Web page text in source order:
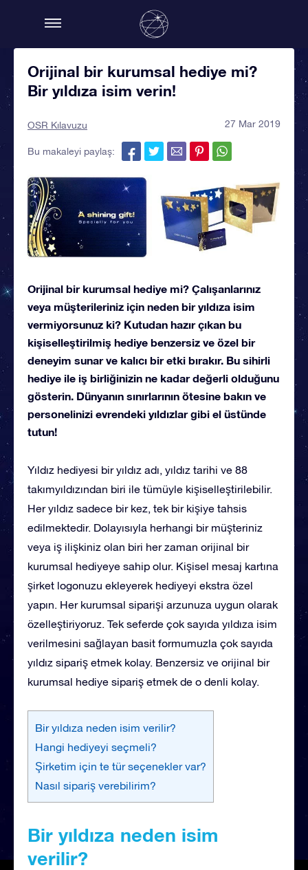
Orijinal bir kurumsal hediye mi?
Bir yıldıza isim verin!
OSR Kılavuzu 27 Mar 2019
Bu makaleyi paylaş:
Orijinal bir kurumsal hediye mi? Çalışanlarınız
veya müşterileriniz için neden bir yıldıza isim
vermiyorsunuz ki? Kutudan hazır çıkan bu
kişiselleştirilmiş hediye benzersiz ve özel bir
deneyim sunar ve kalıcı bir etki bırakır. Bu sihirli
hediye ile iş birliğinizin ne kadar değerli olduğunu
gösterin. Dünyanın sınırlarının ötesine bakın ve
personelinizi evrendeki yıldızlar gibi el üstünde
tutun!
Yıldız hediyesi bir yıldız adı, yıldız tarihi ve 88
takımyıldızından biri ile tümüyle kişiselleştirilebilir.
Her yıldız sadece bir kez, tek bir kişiye tahsis
edilmektedir. Dolayısıyla herhangi bir müşteriniz
veya iş ilişkiniz olan biri her zaman orijinal bir
kurumsal hediyeye sahip olur. Kişisel mesaj kartına
şirket logonuzu ekleyerek hediyeyi ekstra özel
yapın. Her kurumsal siparişi arzunuza uygun olarak
özelleştiriyoruz. Tek seferde çok sayıda yıldıza isim
verilmesini sağlayan basit formumuzla çok sayıda
yıldız sipariş etmek kolay. Benzersiz ve orijinal bir
kurumsal hediye sipariş etmek de o denli kolay.
Bir yıldıza neden isim verilir?
Hangi hediyeyi seçmeli?
Şirketim için te tür seçenekler var?
Nasıl sipariş verebilirim?
Bir yıldıza neden isim
verilir?